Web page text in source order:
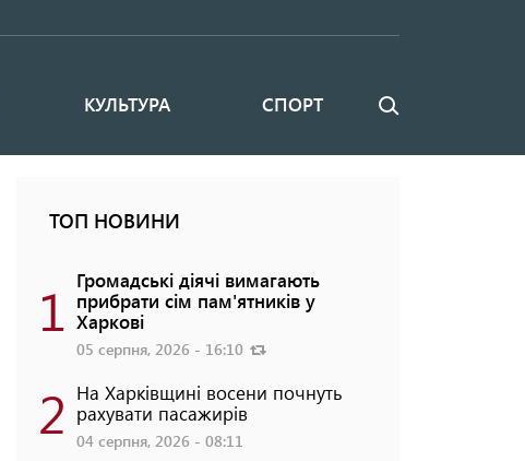
КУЛЬТУРА СПОРТ Пошук
ТОП НОВИНИ
1 Громадські діячі вимагають
прибрати сім пам'ятників у
Харкові
05 серпня, 2026 - 16:10
2 На Харківщині восени почнуть
рахувати пасажирів
04 серпня, 2026 - 08:11